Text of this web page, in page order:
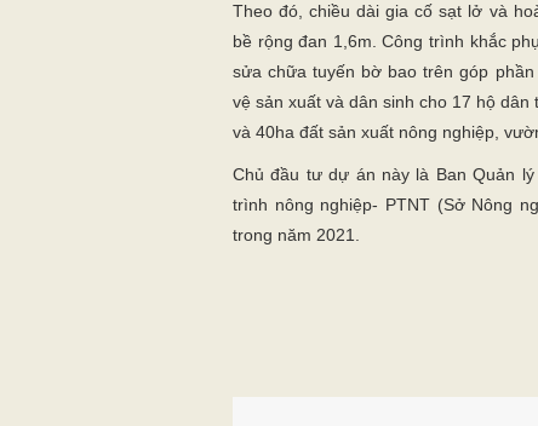
Theo đó, chiều dài gia cố sạt lở và
bề rộng đan 1,6m. Công trình khắc
sửa chữa tuyến bờ bao trên góp
vệ sản xuất và dân sinh cho 17 hộ
và 40ha đất sản xuất nông nghiệp,
Chủ đầu tư dự án này là Ban Quản
trình nông nghiệp- PTNT (Sở Nông
trong năm 2021.